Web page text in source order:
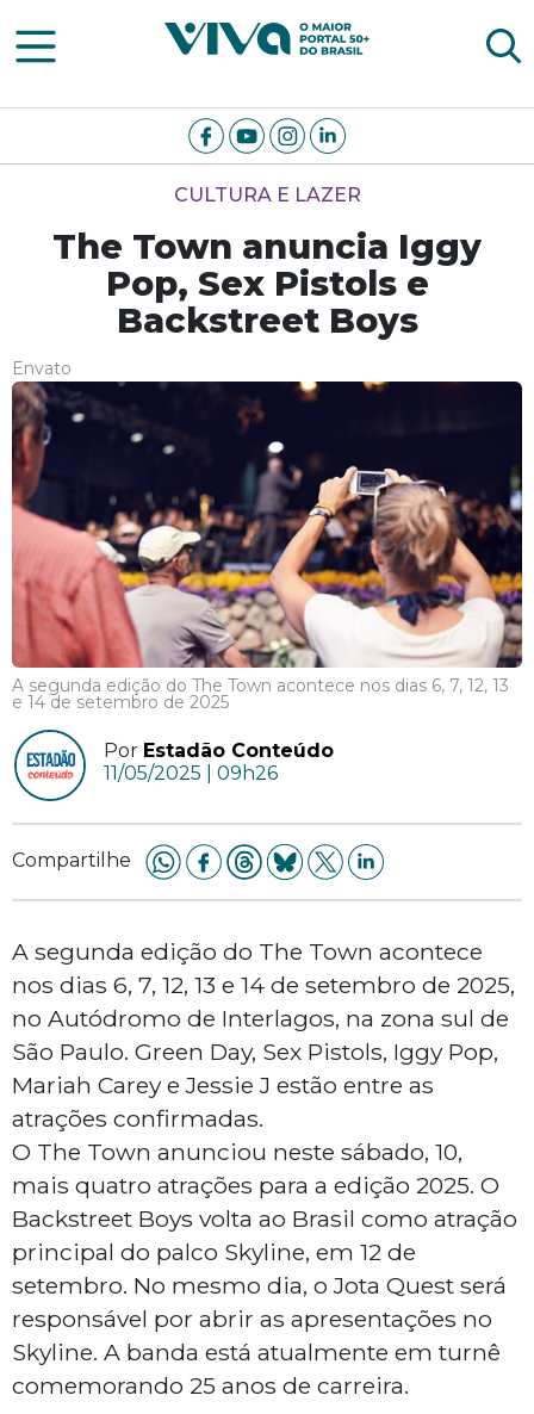
Viva Notícias
CULTURA E LAZER
The Town anuncia Iggy
Pop, Sex Pistols e
Backstreet Boys
Envato
A segunda edição do The Town acontece nos dias 6, 7, 12, 13
e 14 de setembro de 2025
Por Estadão Conteúdo
11/05/2025 | 09h26
Compartilhe
A segunda edição do The Town acontece
nos dias 6, 7, 12, 13 e 14 de setembro de 2025,
no Autódromo de Interlagos, na zona sul de
São Paulo. Green Day, Sex Pistols, Iggy Pop,
Mariah Carey e Jessie J estão entre as
atrações confirmadas.
O The Town anunciou neste sábado, 10,
mais quatro atrações para a edição 2025. O
Backstreet Boys volta ao Brasil como atração
principal do palco Skyline, em 12 de
setembro. No mesmo dia, o Jota Quest será
responsável por abrir as apresentações no
Skyline. A banda está atualmente em turnê
comemorando 25 anos de carreira.